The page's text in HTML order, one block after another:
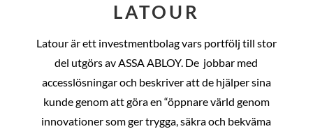
LATOUR
Latour är ett investmentbolag vars portfölj till stor
del utgörs av ASSA ABLOY. De jobbar med
accesslösningar och beskriver att de hjälper sina
kunde genom att göra en “öppnare värld genom
innovationer som ger trygga, säkra och bekväma